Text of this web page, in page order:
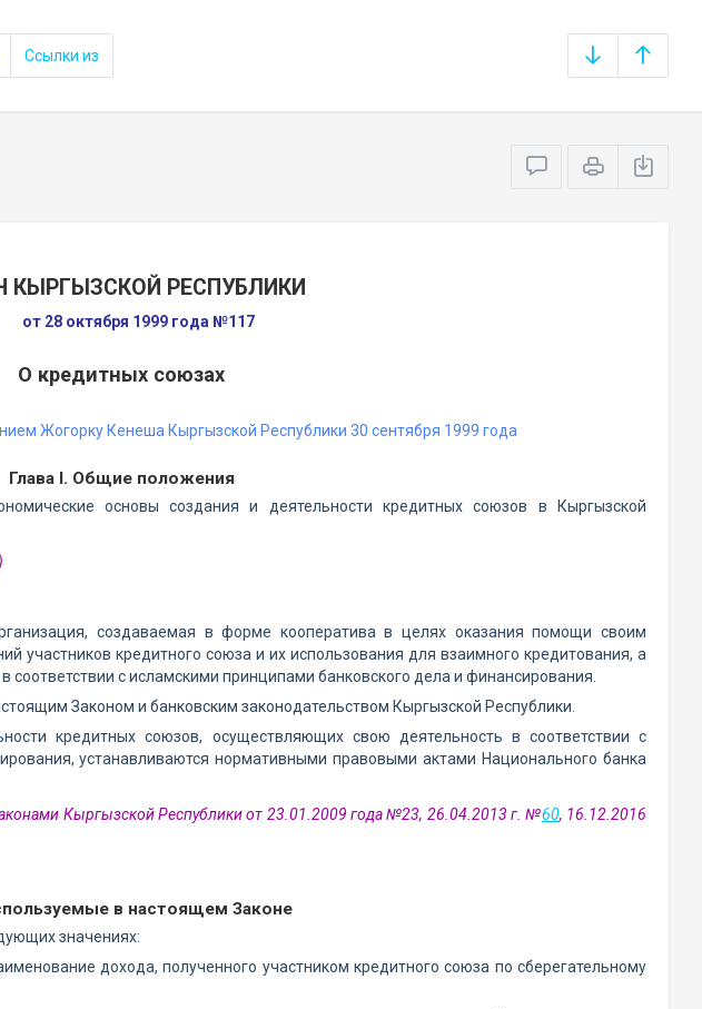
Ссылки из
КЫРГЫЗСКОЙ РЕСПУБЛИКИ
от 28 октября 1999 года №117
О кредитных союзах
Жогорку Кенеша Кыргызской Республики 30 сентября 1999 года
Глава I. Общие положения
основы создания и деятельности кредитных союзов в Кыргызской
создаваемая в форме кооператива в целях оказания помощи своим
участников кредитного союза и их использования для взаимного кредитования, а
соответствии с исламскими принципами банковского дела и финансирования.
Законом и банковским законодательством Кыргызской Республики.
кредитных союзов, осуществляющих свою деятельность в соответствии с
устанавливаются нормативными правовыми актами Национального банка
Кыргызской Республики от 23.01.2009 года №23, 26.04.2013 г. №60, 16.12.2016
в настоящем Законе
значениях:
дохода, полученного участником кредитного союза по сберегательному